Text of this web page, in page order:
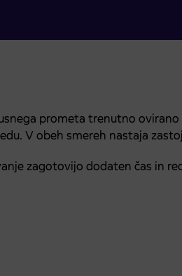
prometa trenutno
V obeh smereh nastaja
zagotovijo dodaten čas in